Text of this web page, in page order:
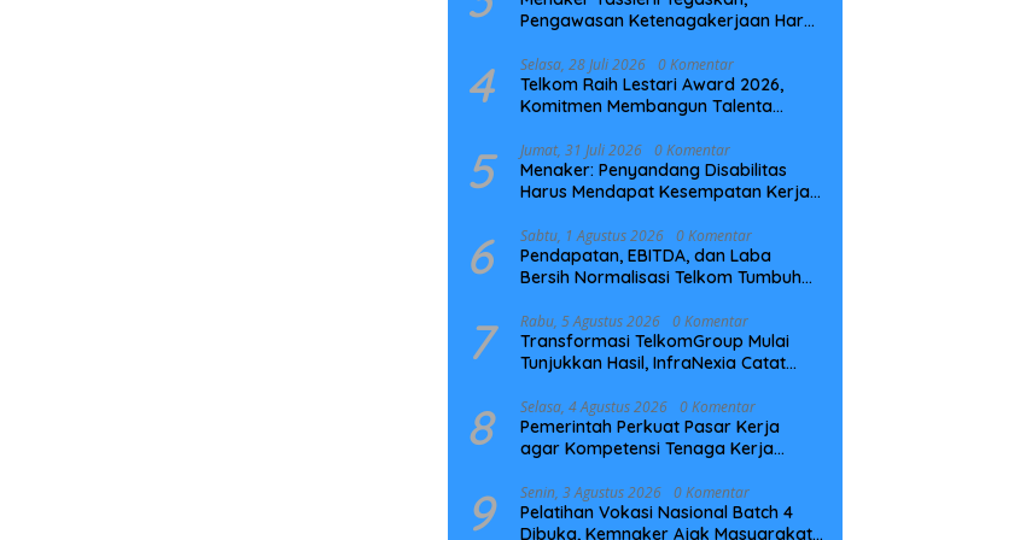
Pengawasan Ketenagakerjaan Harus
4 Selasa, 28 Juli 2026 0 Komentar
Telkom Raih Lestari Award 2026,
Komitmen Membangun Talenta
5 Jumat, 31 Juli 2026 0 Komentar
Menaker: Penyandang Disabilitas
Harus Mendapat Kesempatan Kerja
6 Sabtu, 1 Agustus 2026 0 Komentar
Pendapatan, EBITDA, dan Laba
Bersih Normalisasi Telkom Tumbuh
7 Rabu, 5 Agustus 2026 0 Komentar
Transformasi TelkomGroup Mulai
Tunjukkan Hasil, InfraNexia Catat
Digital Nasional
8 Selasa, 4 Agustus 2026 0 Komentar
Pemerintah Perkuat Pasar Kerja
agar Kompetensi Tenaga Kerja
9 Senin, 3 Agustus 2026 0 Komentar
Pelatihan Vokasi Nasional Batch 4
Dibuka, Kemnaker Ajak Masyarakat